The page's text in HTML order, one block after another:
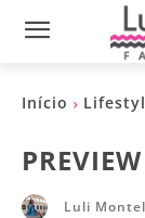
Início
Luli